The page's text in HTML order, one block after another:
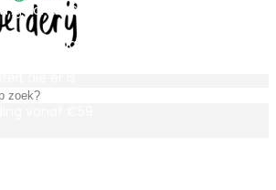
vanaf €59
30 dagen